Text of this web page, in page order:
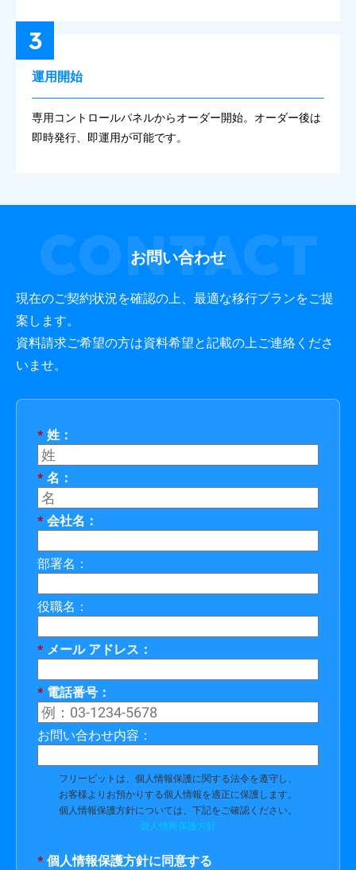
3
運用開始
専用コントロールパネルからオーダー開始。オーダー後は
即時発行、即運用が可能です。
お問い合わせ
CONTACT
現在のご契約状況を確認の上、最適な移行プランをご提
案します。
資料請求ご希望の方は資料希望と記載の上ご連絡くださ
いませ。
* 姓：
* 名：
* 会社名：
部署名：
役職名：
* メール アドレス：
* 電話番号：
お問い合わせ内容：
フリービットは、個人情報保護に関する法令を遵守し、
お客様よりお預かりする個人情報を適正に保護します。
個人情報保護方針については、下記をご確認ください。
個人情報保護方針
* 個人情報保護方針に同意する